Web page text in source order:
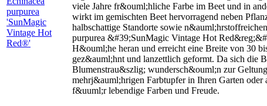
viele Jahre fr&ouml;hliche Farbe im Beet und in
wirkt im gemischten Beet hervorragend neben
halbschattige Standorte sowie
purpurea &#39;SunMagic Vintage Hot
H&ouml;he heran und erreicht eine Breite von 30
gez&auml;hnt und lanzettlich geformt. Da sich die
Blumenstrau&szlig; wundersch&ouml;n zur
mehrj&auml;hrigen Farbtupfer in Ihren Garten
f&uuml;r lebendige Farben und Freude.